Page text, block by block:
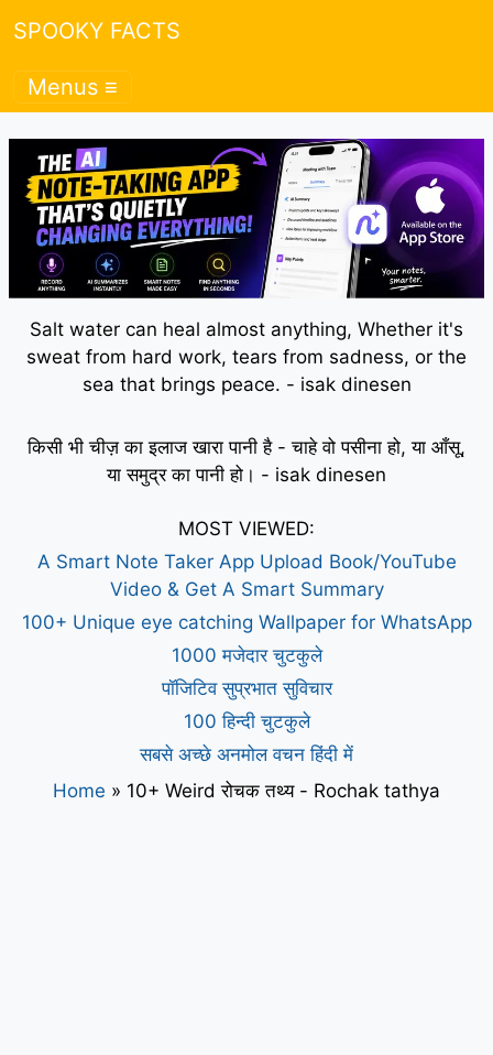
SPOOKY FACTS
Menus ≡
Salt water can heal almost anything, Whether it's
sweat from hard work, tears from sadness, or the
sea that brings peace. - isak dinesen
किसी भी चीज़ का इलाज खारा पानी है - चाहे वो पसीना हो, या आँसू,
या समुद्र का पानी हो। - isak dinesen
MOST VIEWED:
A Smart Note Taker App Upload Book/YouTube
Video & Get A Smart Summary
100+ Unique eye catching Wallpaper for WhatsApp
1000 मजेदार चुटकुले
पॉजिटिव सुप्रभात सुविचार
100 हिन्दी चुटकुले
सबसे अच्छे अनमोल वचन हिंदी में
Home » 10+ Weird रोचक तथ्य - Rochak tathya